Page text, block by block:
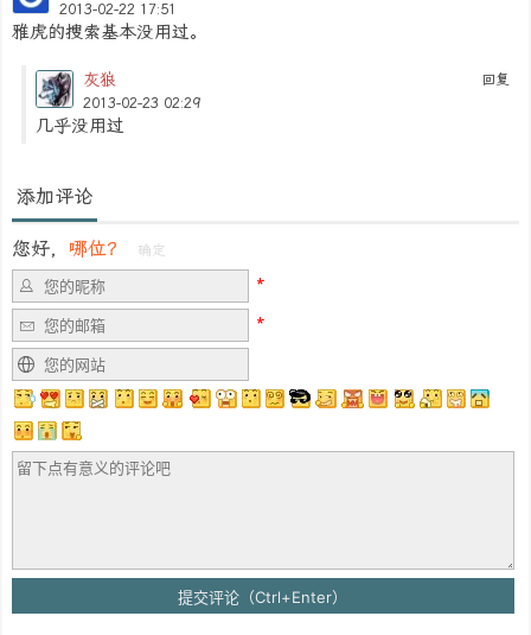
2013-02-22 17:51
雅虎的搜索基本没用过。
回复
灰狼
2013-02-23 02:29
几乎没用过
添加评论
您好， 哪位？ 确定